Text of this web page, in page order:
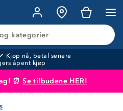
kategorier
Kjøp nå, betal senere
åpent kjøp
⏰Se tilbudene HER!
i handlekurven